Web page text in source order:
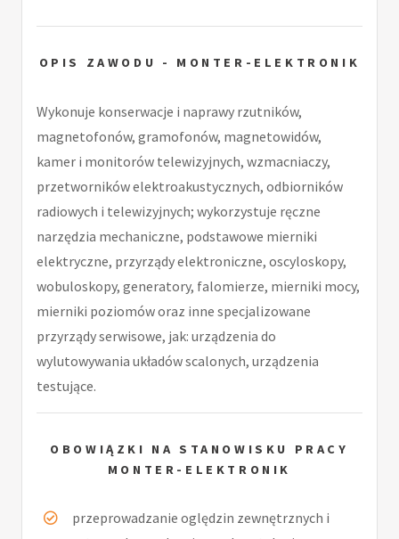
OPIS ZAWODU - MONTER-ELEKTRONIK
Wykonuje konserwacje i naprawy rzutników,
magnetofonów, gramofonów, magnetowidów,
kamer i monitorów telewizyjnych, wzmacniaczy,
przetworników elektroakustycznych, odbiorników
radiowych i telewizyjnych; wykorzystuje ręczne
narzędzia mechaniczne, podstawowe mierniki
elektryczne, przyrządy elektroniczne, oscyloskopy,
wobuloskopy, generatory, falomierze, mierniki mocy,
mierniki poziomów oraz inne specjalizowane
przyrządy serwisowe, jak: urządzenia do
wylutowywania układów scalonych, urządzenia
testujące.
OBOWIĄZKI NA STANOWISKU PRACY
MONTER-ELEKTRONIK
przeprowadzanie oględzin zewnętrznych i